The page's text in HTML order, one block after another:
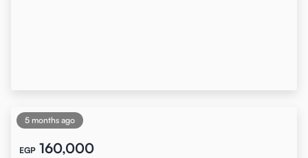
5 months ago
EGP 160,000